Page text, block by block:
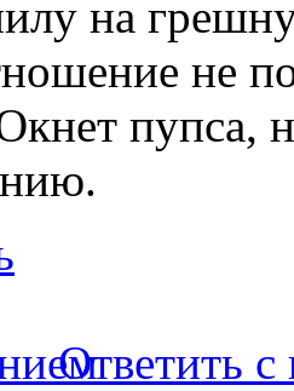
на
не
пупса,
Ответить с